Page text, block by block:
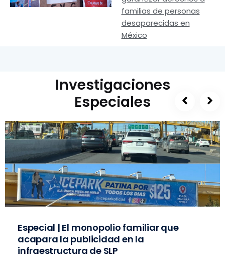
familias de personas
desaparecidas en
México
Investigaciones
Especiales
Especial | El monopolio familiar que
acapara la publicidad en la
infraestructura de SLP